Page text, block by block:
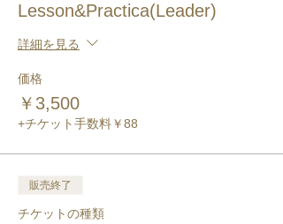
Lesson&Practica(Leader)
詳細を見る
価格
￥3,500
+チケット手数料￥88
販売終了
チケットの種類